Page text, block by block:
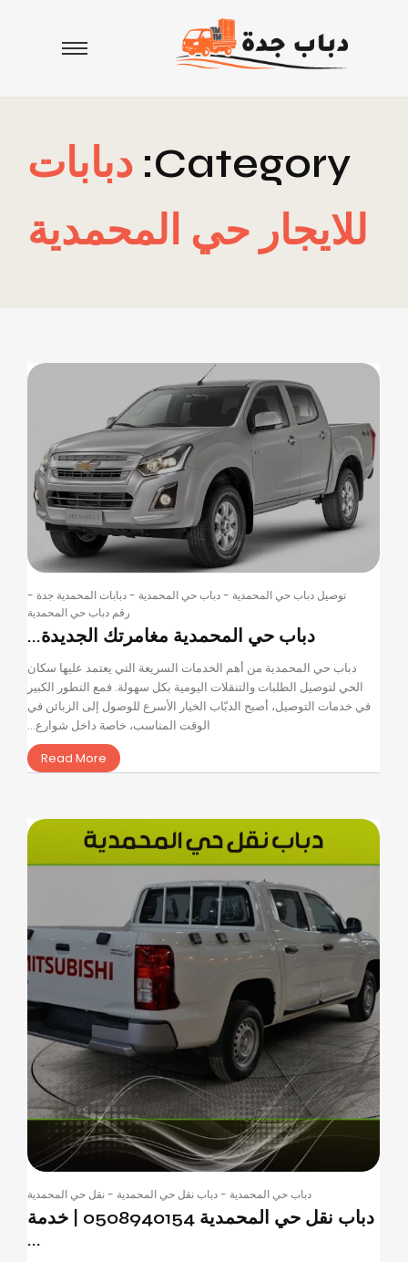
Category: دبابات
للايجار حي المحمدية
توصيل دباب حي المحمدية -دباب حي المحمدية -دبابات المحمدية جدة -
رقم دباب حي المحمدية
دباب حي المحمدية مغامرتك الجديدة...
دباب حي المحمدية من أهم الخدمات السريعة التي يعتمد عليها سكان
الحي لتوصيل الطلبات والتنقلات اليومية بكل سهولة. فمع التطور الكبير
في خدمات التوصيل، أصبح الدبّاب الخيار الأسرع للوصول إلى الزبائن في
الوقت المناسب، خاصة داخل شوارع...
Read More
دباب حي المحمدية -دباب نقل حي المحمدية -نقل حي المحمدية
دباب نقل حي المحمدية 0508940154 | خدمة
...